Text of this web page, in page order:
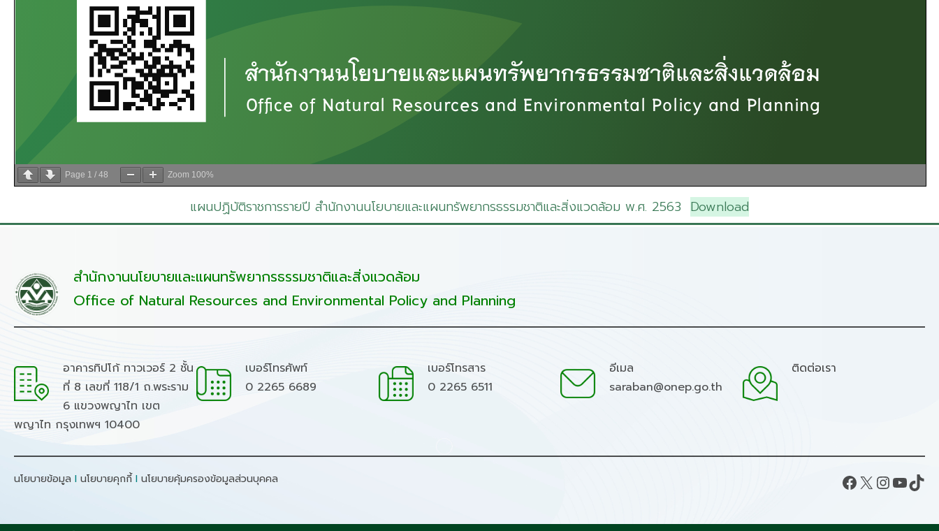
Page 1 / 48 Zoom 100%
แผนปฏิบัติราชการรายปี สำนักงานนโยบายและแผนทรัพยากรธรรมชาติและสิ่งแวดล้อม พ.ศ. 2563 Download
สำนักงานนโยบายและแผนทรัพยากรธรรมชาติและสิ่งแวดล้อม
Office of Natural Resources and Environmental Policy and Planning
อาคารทิปโก้ ทาวเวอร์ 2 ชั้น
ที่ 8 เลขที่ 118/1 ถ.พระราม
6 แขวงพญาไท เขต
พญาไท กรุงเทพฯ 10400
เบอร์โทรศัพท์
0 2265 6689
เบอร์โทรสาร
0 2265 6511
อีเมล
saraban@onep.go.th
ติดต่อเรา
นโยบายข้อมูล I นโยบายคุกกี้ I นโยบายคุ้มครองข้อมูลส่วนบุคคล Facebook X InstagramYouTube TikTok